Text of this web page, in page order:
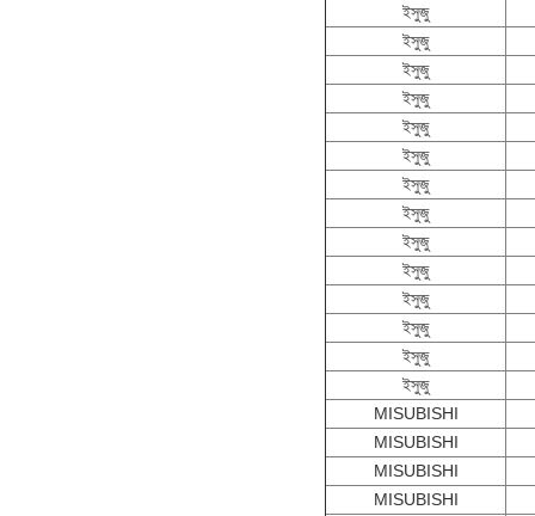
ইসুজু
ইসুজু
ইসুজু
ইসুজু
ইসুজু
ইসুজু
ইসুজু
ইসুজু
ইসুজু
ইসুজু
ইসুজু
ইসুজু
ইসুজু
ইসুজু
MISUBISHI
MISUBISHI
MISUBISHI
MISUBISHI